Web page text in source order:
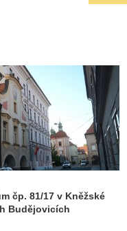
čp. 81/17 v Kněžské
Budějovicích